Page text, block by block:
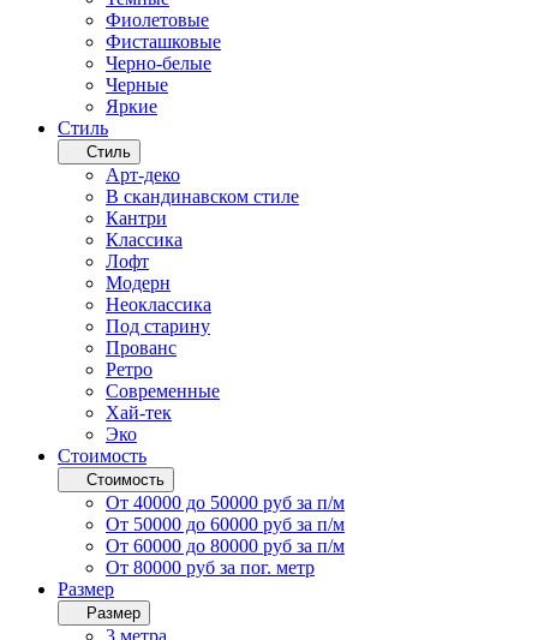
Фиолетовые
Фисташковые
Черно-белые
Черные
Яркие
Стиль
Стиль
Арт-деко
В скандинавском стиле
Кантри
Классика
Лофт
Модерн
Неоклассика
Под старину
Прованс
Ретро
Современные
Хай-тек
Эко
Стоимость
Стоимость
От 40000 до 50000 руб за п/м
От 50000 до 60000 руб за п/м
От 60000 до 80000 руб за п/м
От 80000 руб за пог. метр
Размер
Размер
3 метра